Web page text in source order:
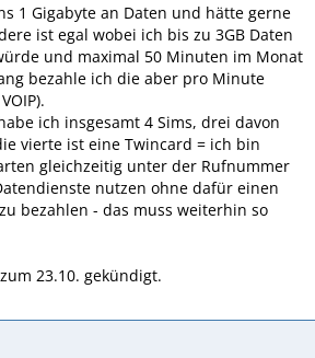
1 Gigabyte an Daten und hätte gerne
ist egal wobei ich bis zu 3GB Daten
und maximal 50 Minuten im Monat
bezahle ich die aber pro Minute
ich insgesamt 4 Sims, drei davon
vierte ist eine Twincard = ich bin
gleichzeitig unter der Rufnummer
nutzen ohne dafür einen
bezahlen - das muss weiterhin so
23.10. gekündigt.